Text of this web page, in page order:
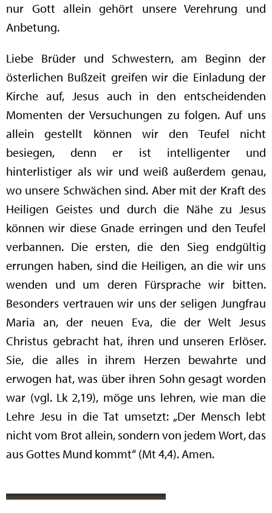
nur Gott allein gehört unsere Verehrung und
Anbetung.
Liebe Brüder und Schwestern, am Beginn der
österlichen Bußzeit greifen wir die Einladung der
Kirche auf, Jesus auch in den entscheidenden
Momenten der Versuchungen zu folgen. Auf uns
allein gestellt können wir den Teufel nicht
besiegen, denn er ist intelligenter und
hinterlistiger als wir und weiß außerdem genau,
wo unsere Schwächen sind. Aber mit der Kraft des
Heiligen Geistes und durch die Nähe zu Jesus
können wir diese Gnade erringen und den Teufel
verbannen. Die ersten, die den Sieg endgültig
errungen haben, sind die Heiligen, an die wir uns
wenden und um deren Fürsprache wir bitten.
Besonders vertrauen wir uns der seligen Jungfrau
Maria an, der neuen Eva, die der Welt Jesus
Christus gebracht hat, ihren und unseren Erlöser.
Sie, die alles in ihrem Herzen bewahrte und
erwogen hat, was über ihren Sohn gesagt worden
war (vgl. Lk 2,19), möge uns lehren, wie man die
Lehre Jesu in die Tat umsetzt: „Der Mensch lebt
nicht vom Brot allein, sondern von jedem Wort, das
aus Gottes Mund kommt“ (Mt 4,4). Amen.